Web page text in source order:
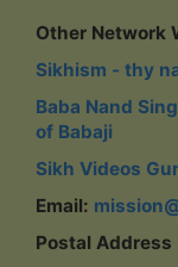
Other Network
Sikhism - thy
Baba Nand
of Babaji
Sikh Videos
Email:
Postal Address